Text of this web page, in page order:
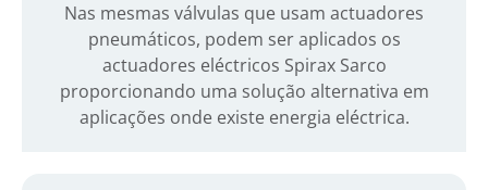
Nas mesmas válvulas que usam actuadores
pneumáticos, podem ser aplicados os
actuadores eléctricos Spirax Sarco
proporcionando uma solução alternativa em
aplicações onde existe energia eléctrica.